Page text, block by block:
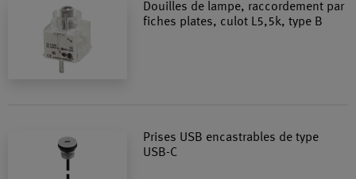
Douilles de lampe, raccordement par
fiches plates, culot L5,5k, type B
Prises USB encastrables de type
USB-C